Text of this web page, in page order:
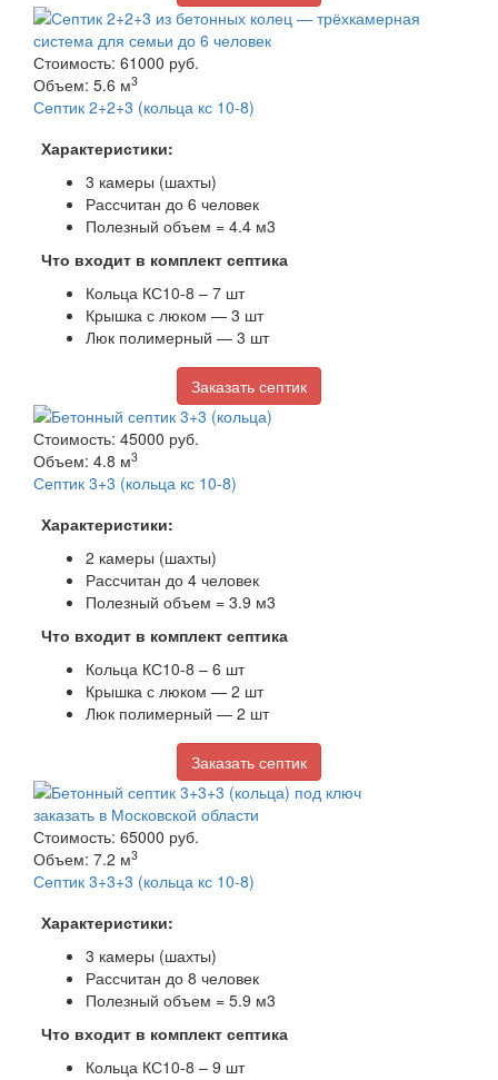
Стоимость: 61000 руб.
Объем: 5.6 м3
Септик 2+2+3 (кольца кс 10-8)
Характеристики:
3 камеры (шахты)
Рассчитан до 6 человек
Полезный объем = 4.4 м3
Что входит в комплект септика
Кольца КС10-8 – 7 шт
Крышка с люком — 3 шт
Люк полимерный — 3 шт
Заказать септик
Стоимость: 45000 руб.
Объем: 4.8 м3
Септик 3+3 (кольца кс 10-8)
Характеристики:
2 камеры (шахты)
Рассчитан до 4 человек
Полезный объем = 3.9 м3
Что входит в комплект септика
Кольца КС10-8 – 6 шт
Крышка с люком — 2 шт
Люк полимерный — 2 шт
Заказать септик
Стоимость: 65000 руб.
Объем: 7.2 м3
Септик 3+3+3 (кольца кс 10-8)
Характеристики:
3 камеры (шахты)
Рассчитан до 8 человек
Полезный объем = 5.9 м3
Что входит в комплект септика
Кольца КС10-8 – 9 шт